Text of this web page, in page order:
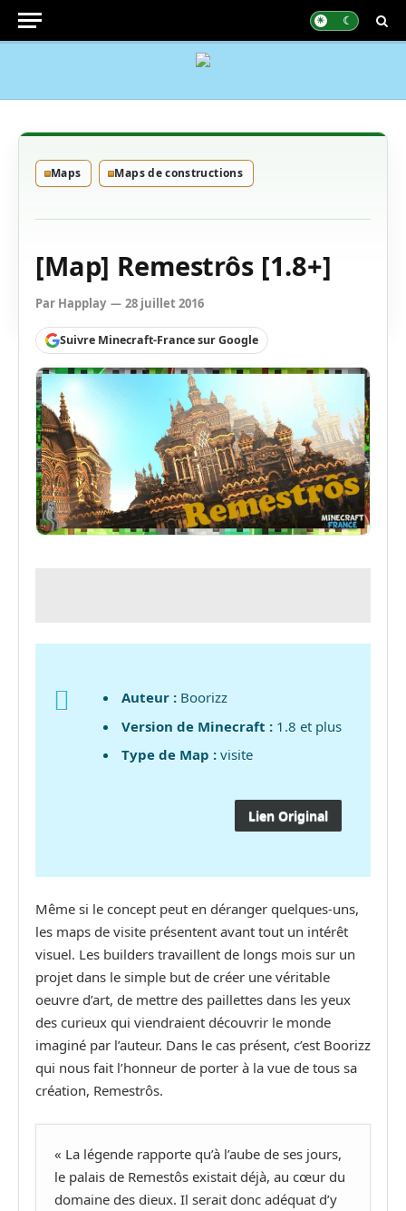
Maps Maps de constructions
[Map] Remestrôs [1.8+]
Par Happlay 28 juillet 2016
Suivre Minecraft-France sur Google
Auteur : Boorizz
Version de Minecraft : 1.8 et plus
Type de Map : visite
Lien Original
Même si le concept peut en déranger quelques-uns,
les maps de visite présentent avant tout un intérêt
visuel. Les builders travaillent de longs mois sur un
projet dans le simple but de créer une véritable
oeuvre d’art, de mettre des paillettes dans les yeux
des curieux qui viendraient découvrir le monde
imaginé par l’auteur. Dans le cas présent, c’est Boorizz
qui nous fait l’honneur de porter à la vue de tous sa
création, Remestrôs.
« La légende rapporte qu’à l’aube de ses jours,
le palais de Remestôs existait déjà, au cœur du
domaine des dieux. Il serait donc adéquat d’y